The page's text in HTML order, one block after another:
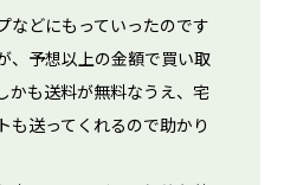
などにもっていったのです
、予想以上の金額で買い取
かも送料が無料なうえ、宅
も送ってくれるので助かり